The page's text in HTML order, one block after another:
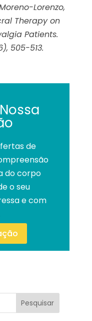
Lorenzo,
Therapy on
Patients.
505-513.
de
do corpo
o seu
e com